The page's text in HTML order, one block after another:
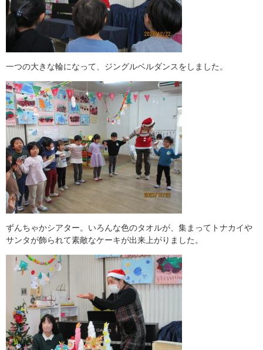
一つの大きな輪になって、ジングルベルダンスをしました。
ずんちゃかシアター。いろんな色のタオルが、集まってトナカイや
サンタが飾られて素敵なケーキが出来上がりました。